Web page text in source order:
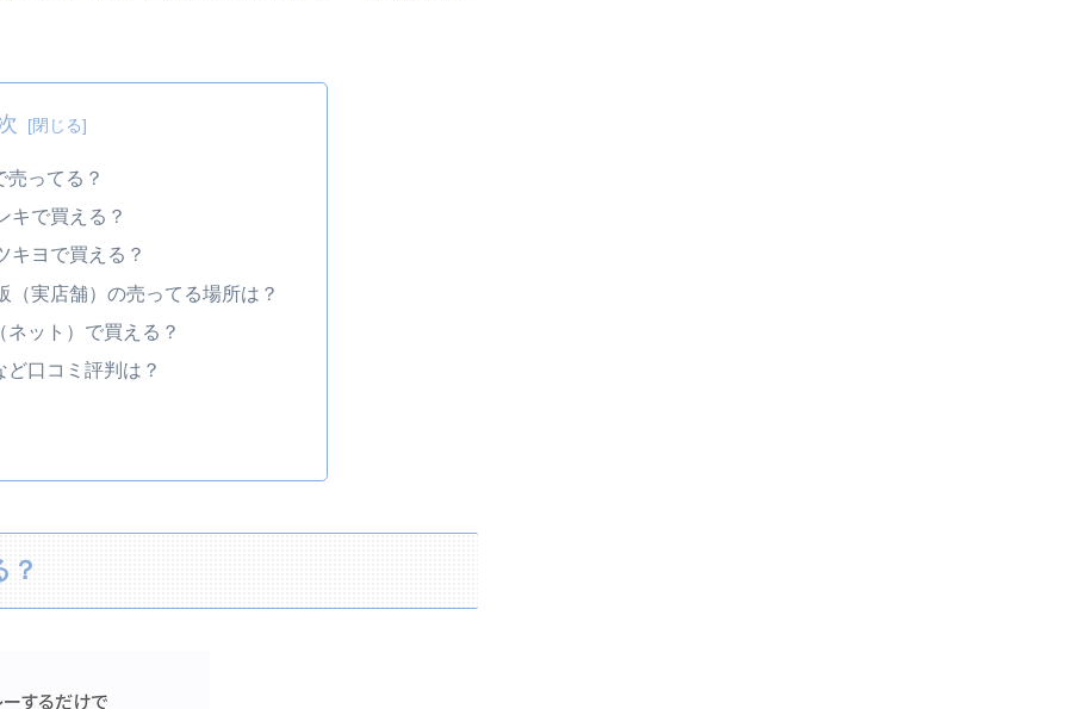
ってる？
キで買える？
キヨで買える？
（実店舗）の売ってる場所は？
ット）で買える？
口コミ評判は？